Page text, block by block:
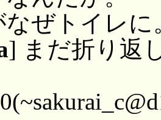
ぜトイレ
] まだ折り返